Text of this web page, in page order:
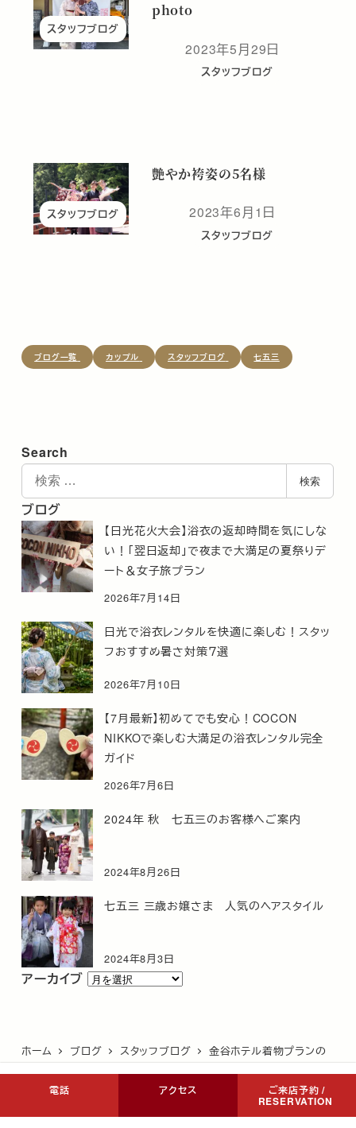
スタッフブログ
photo
投稿日
2023年5月29日
スタッフブログ
スタッフブログ
艶やか袴姿の5名様
投稿日
2023年6月1日
スタッフブログ
ブログ一覧 カップル スタッフブログ 七五三
Search
索
検索
ブログ
【日光花火大会】浴衣の返却時間を気にしな
い！「翌日返却」で夜まで大満足の夏祭りデ
ート＆女子旅プラン
2026年7月14日
日光で浴衣レンタルを快適に楽しむ！スタッ
フおすすめ暑さ対策７選
2026年7月10日
【7月最新】初めてでも安心！COCON
NIKKOで楽しむ大満足の浴衣レンタル完全
ガイド
2026年7月6日
2024年 秋 七五三のお客様へご案内
2024年8月26日
七五三 三歳お嬢さま 人気のヘアスタイル
2024年8月3日
アーカイブ ア
ブ
ホーム ブログ スタッフブログ
金谷ホテル着物プランの
電話 アクセス ご来店予約 /
RESERVATION